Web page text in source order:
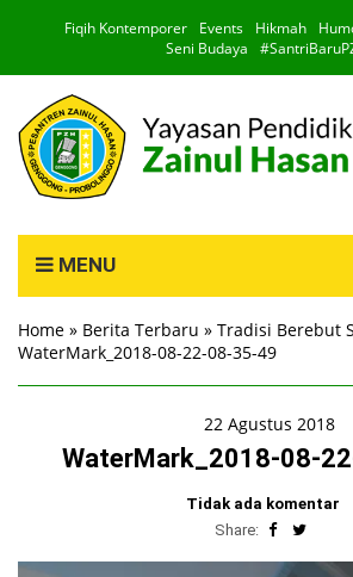
Fiqih Kontemporer Events Hikmah
Seni Budaya
MENU
Home » Berita Terbaru » Tradisi Berebut
WaterMark_2018-08-22-08-35-49
22 Agustus 2018
WaterMark_2018-08-
Tidak ada komentar
Share: